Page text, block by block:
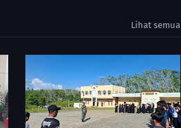
Lihat semua